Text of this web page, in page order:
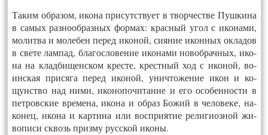
Та­ким об­ра­зом, ико­на при­сутс­тву­ет в твор­чест­ве Пуш­ки­на
в са­мых раз­но­об­разных фор­мах: крас­ный угол с ико­нами,
мо­лит­ва и мо­лебен пе­ред ико­ной, си­яние икон­ных ок­ла­дов
в све­те лам­пад, бла­гос­ло­вение ико­нами но­воб­рачных, ико­
на на клад­би­щенс­ком крес­те, крест­ный ход с ико­ной, во­
инс­кая при­сяга пе­ред ико­ной, унич­то­жение икон и ко­
щунс­тво над ни­ми, ико­нопо­чита­ние и его осо­бен­ности в
пет­ровс­кие вре­мена, ико­на и об­раз Бо­жий в че­лове­ке, на­
конец, ико­на и кар­ти­на или восп­ри­ятие ре­лиги­оз­ной жи­
вопи­си сквозь приз­му русс­кой ико­ны.